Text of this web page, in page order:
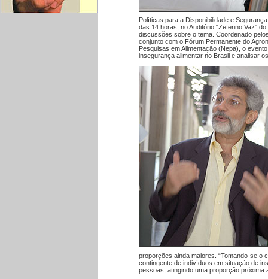
Políticas para a Disponibilidade e
das 14 horas, no Auditório “Zeferino Vaz”
discussões sobre o tema. Coordenado
conjunto com o Fórum Permanente do
Pesquisas em Alimentação (Nepa), o
insegurança alimentar no Brasil e analisar
proporções ainda maiores. “Tomando-se o
contingente de indivíduos em situação de
pessoas, atingindo uma proporção próxima